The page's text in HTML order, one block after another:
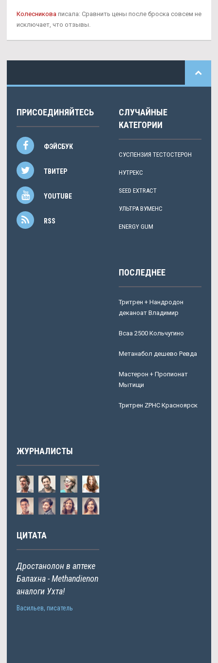
Колесникова писала: Сравнить цены после броска совсем не
исключает, что отзывы.
ПРИСОЕДИНЯЙТЕСЬ
ФЭЙСБУК
ТВИТЕР
YOUTUBE
RSS
СЛУЧАЙНЫЕ
КАТЕГОРИИ
СУСПЕНЗИЯ ТЕСТОСТЕРОН
НУТРЕКС
SEED EXTRACT
УЛЬТРА ВУМЕНС
ENERGY GUM
ПОСЛЕДНЕЕ
Тритрен + Нандродон
деканоат Владимир
Bcaa 2500 Кольчугино
Метанабол дешево Ревда
Мастерон + Пропионат
Мытищи
Тритрен ZPHC Красноярск
ЖУРНАЛИСТЫ
ЦИТАТА
Дростанолон в аптеке
Балахна - Methandienon
аналоги Ухта!
Васильев, писатель